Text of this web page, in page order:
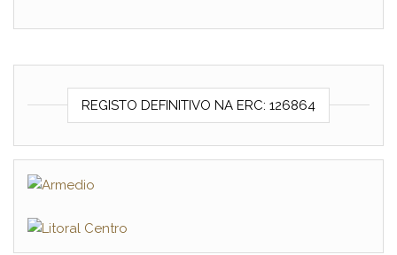
REGISTO DEFINITIVO NA ERC: 126864